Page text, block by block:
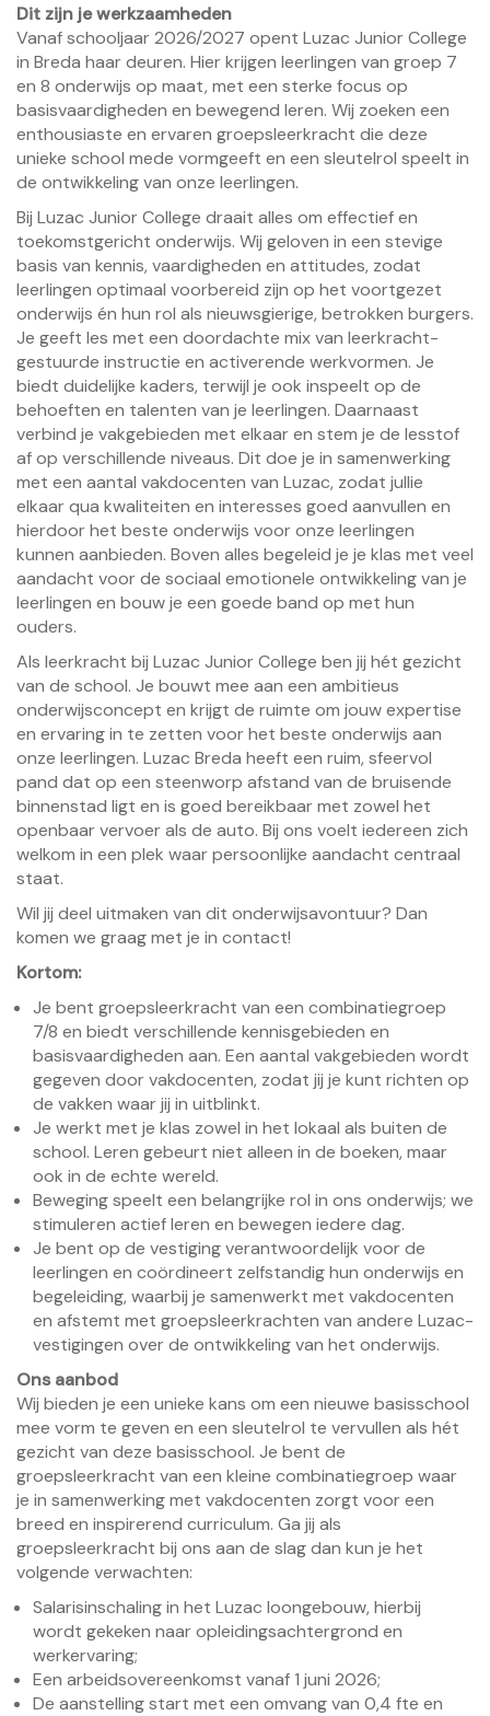
Dit zijn je werkzaamheden
Vanaf schooljaar 2026/2027 opent Luzac Junior College
in Breda haar deuren. Hier krijgen leerlingen van groep 7
en 8 onderwijs op maat, met een sterke focus op
basisvaardigheden en bewegend leren. Wij zoeken een
enthousiaste en ervaren groepsleerkracht die deze
unieke school mede vormgeeft en een sleutelrol speelt in
de ontwikkeling van onze leerlingen.
Bij Luzac Junior College draait alles om effectief en
toekomstgericht onderwijs. Wij geloven in een stevige
basis van kennis, vaardigheden en attitudes, zodat
leerlingen optimaal voorbereid zijn op het voortgezet
onderwijs én hun rol als nieuwsgierige, betrokken burgers.
Je geeft les met een doordachte mix van leerkracht-
gestuurde instructie en activerende werkvormen. Je
biedt duidelijke kaders, terwijl je ook inspeelt op de
behoeften en talenten van je leerlingen. Daarnaast
verbind je vakgebieden met elkaar en stem je de lesstof
af op verschillende niveaus. Dit doe je in samenwerking
met een aantal vakdocenten van Luzac, zodat jullie
elkaar qua kwaliteiten en interesses goed aanvullen en
hierdoor het beste onderwijs voor onze leerlingen
kunnen aanbieden. Boven alles begeleid je je klas met veel
aandacht voor de sociaal emotionele ontwikkeling van je
leerlingen en bouw je een goede band op met hun
ouders.
Als leerkracht bij Luzac Junior College ben jij hét gezicht
van de school. Je bouwt mee aan een ambitieus
onderwijsconcept en krijgt de ruimte om jouw expertise
en ervaring in te zetten voor het beste onderwijs aan
onze leerlingen. Luzac Breda heeft een ruim, sfeervol
pand dat op een steenworp afstand van de bruisende
binnenstad ligt en is goed bereikbaar met zowel het
openbaar vervoer als de auto. Bij ons voelt iedereen zich
welkom in een plek waar persoonlijke aandacht centraal
staat.
Wil jij deel uitmaken van dit onderwijsavontuur? Dan
komen we graag met je in contact!
Kortom:
Je bent groepsleerkracht van een combinatiegroep
7/8 en biedt verschillende kennisgebieden en
basisvaardigheden aan. Een aantal vakgebieden wordt
gegeven door vakdocenten, zodat jij je kunt richten op
de vakken waar jij in uitblinkt.
Je werkt met je klas zowel in het lokaal als buiten de
school. Leren gebeurt niet alleen in de boeken, maar
ook in de echte wereld.
Beweging speelt een belangrijke rol in ons onderwijs; we
stimuleren actief leren en bewegen iedere dag.
Je bent op de vestiging verantwoordelijk voor de
leerlingen en coördineert zelfstandig hun onderwijs en
begeleiding, waarbij je samenwerkt met vakdocenten
en afstemt met groepsleerkrachten van andere Luzac-
vestigingen over de ontwikkeling van het onderwijs.
Ons aanbod
Wij bieden je een unieke kans om een nieuwe basisschool
mee vorm te geven en een sleutelrol te vervullen als hét
gezicht van deze basisschool. Je bent de
groepsleerkracht van een kleine combinatiegroep waar
je in samenwerking met vakdocenten zorgt voor een
breed en inspirerend curriculum. Ga jij als
groepsleerkracht bij ons aan de slag dan kun je het
volgende verwachten:
Salarisinschaling in het Luzac loongebouw, hierbij
wordt gekeken naar opleidingsachtergrond en
werkervaring;
Een arbeidsovereenkomst vanaf 1 juni 2026;
De aanstelling start met een omvang van 0,4 fte en